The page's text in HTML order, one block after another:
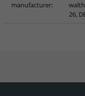
manufacturer:
26,